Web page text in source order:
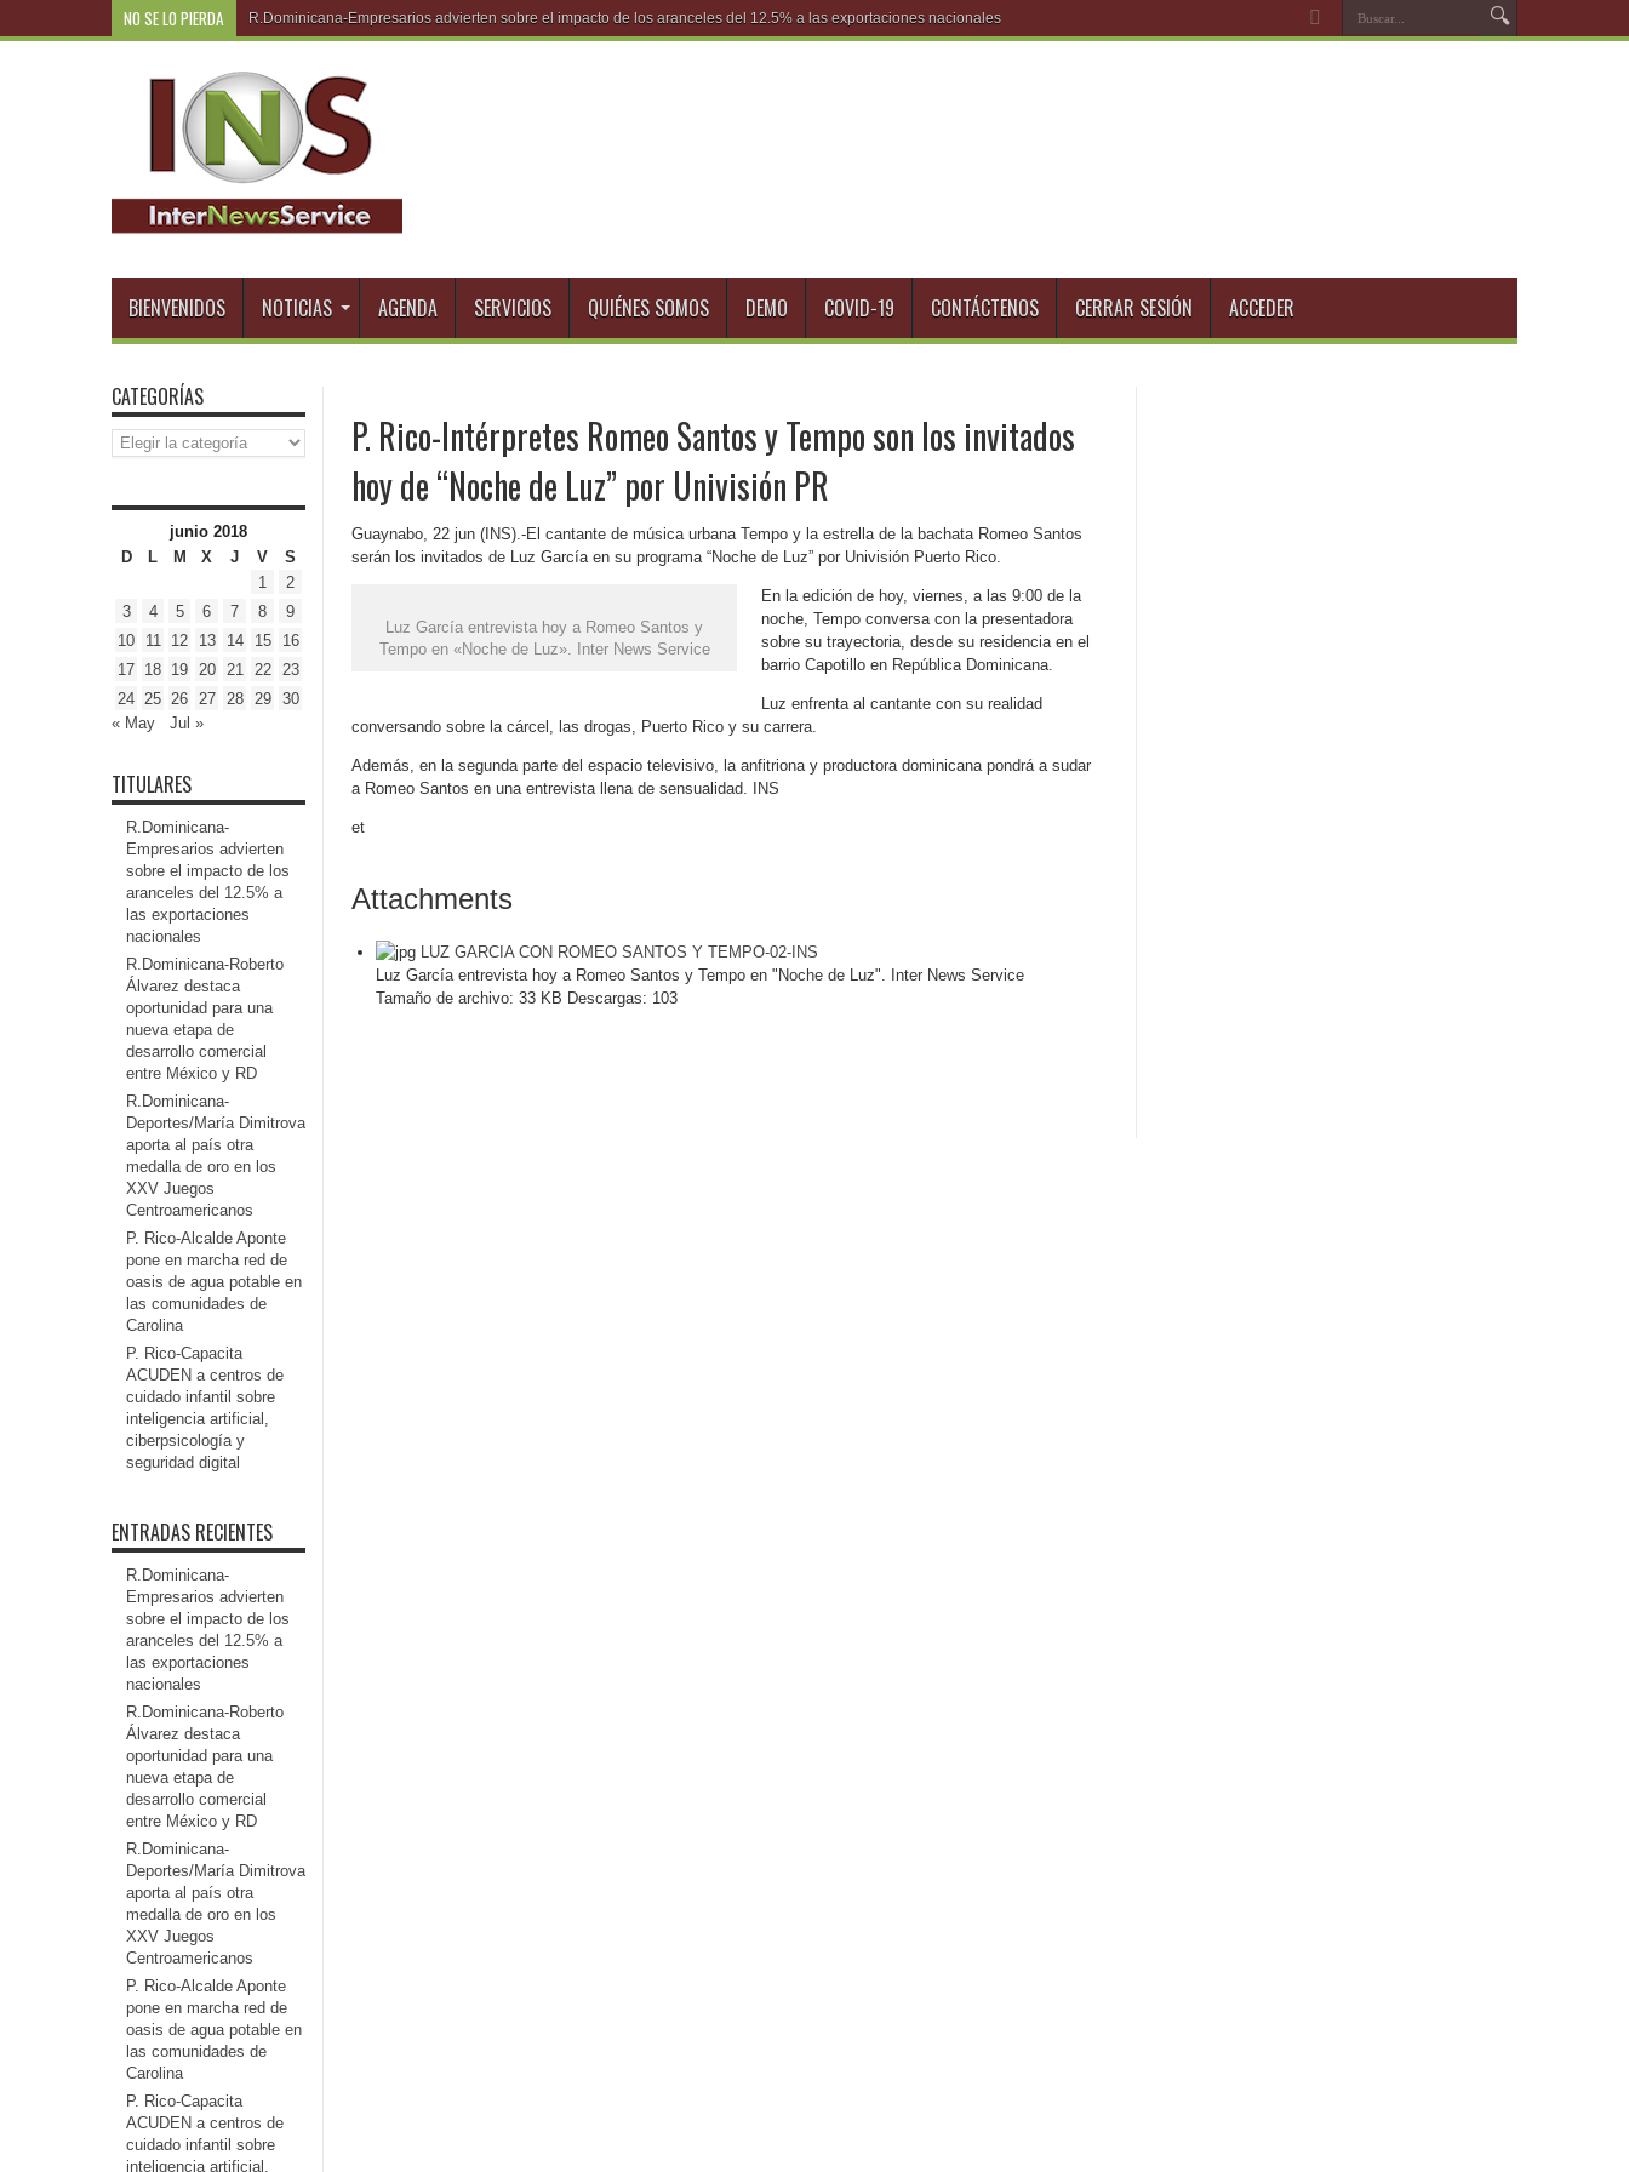
NO SE LO PIERDA R.Dominic
BIENVENIDOS NOTICIAS AGENDA SERVICIOS QUIÉNES SOMOS DEMO COVID-19 CONTÁCTENOS CERRAR SESIÓN ACCEDER
P. Rico-Intérpretes Romeo Santos y Tempo son los invitados
hoy de “Noche de Luz” por Univisión PR
Guaynabo, 22 jun (INS).-El cantante de música urbana Tempo y la estrella de la bachata Romeo Santos
serán los invitados de Luz García en su programa “Noche de Luz” por Univisión Puerto Rico.
Luz García entrevista hoy a Romeo Santos y
Tempo en «Noche de Luz». Inter News Service
En la edición de hoy, viernes, a las 9:00 de la
noche, Tempo conversa con la presentadora
sobre su trayectoria, desde su residencia en el
barrio Capotillo en República Dominicana.
Luz enfrenta al cantante con su realidad
conversando sobre la cárcel, las drogas, Puerto Rico y su carrera.
Además, en la segunda parte del espacio televisivo, la anfitriona y productora dominicana pondrá a sudar
a Romeo Santos en una entrevista llena de sensualidad. INS
et
Attachments
LUZ GARCIA CON ROMEO SANTOS Y TEMPO-02-INS
Luz García entrevista hoy a Romeo Santos y Tempo en "Noche de Luz". Inter News Service
Tamaño de archivo: 33 KB Descargas: 103
CATEGORÍAS
Categorías
junio 2018
D
L M X J V
S
1
2
3
4 5 6 7 8
9
10
11 12 13 14 15
16
17 18 19 20 21 22
23
24 25 26 27 28 29
30
« May
Jul »
TITULARES
R.Dominicana-
Empresarios advierten
sobre el impacto de los
aranceles del 12.5% a
las exportaciones
nacionales
R.Dominicana-Roberto
Álvarez destaca
oportunidad para una
nueva etapa de
desarrollo comercial
entre México y RD
R.Dominicana-
Deportes/María Dimitrova
aporta al país otra
medalla de oro en los
XXV Juegos
Centroamericanos
P. Rico-Alcalde Aponte
pone en marcha red de
oasis de agua potable en
las comunidades de
Carolina
P. Rico-Capacita
ACUDEN a centros de
cuidado infantil sobre
inteligencia artificial,
ciberpsicología y
seguridad digital
ENTRADAS RECIENTES
R.Dominicana-
Empresarios advierten
sobre el impacto de los
aranceles del 12.5% a
las exportaciones
nacionales
R.Dominicana-Roberto
Álvarez destaca
oportunidad para una
nueva etapa de
desarrollo comercial
entre México y RD
R.Dominicana-
Deportes/María Dimitrova
aporta al país otra
medalla de oro en los
XXV Juegos
Centroamericanos
P. Rico-Alcalde Aponte
pone en marcha red de
oasis de agua potable en
las comunidades de
Carolina
P. Rico-Capacita
ACUDEN a centros de
cuidado infantil sobre
inteligencia artificial,